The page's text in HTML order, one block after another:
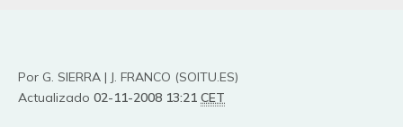
Por G. SIERRA | J. FRANCO (SOITU.ES)
Actualizado 02-11-2008 13:21 CET